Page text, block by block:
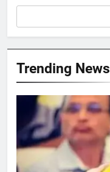
Trending News